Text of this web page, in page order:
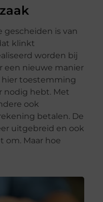
gescheiden is van
klinkt
worden bij
een nieuwe manier
hier toestemming
nodig hebt. Met
ook
betalen. De
uitgebreid en ook
om. Maar hoe